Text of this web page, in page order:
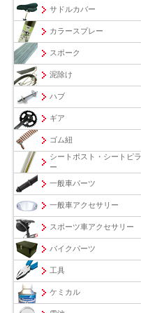
サドルカバー
カラースプレー
スポーク
泥除け
ハブ
ギア
ゴム紐
シートポスト・シートピラ
ー
一般車パーツ
一般車アクセサリー
スポーツ車アクセサリー
バイクパーツ
工具
ケミカル